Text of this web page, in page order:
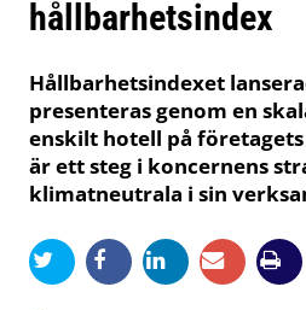
hållbarhetsindex
Hållbarhetsindexet
presenteras genom en
enskilt hotell på
är ett steg i koncernens
klimatneutrala i sin